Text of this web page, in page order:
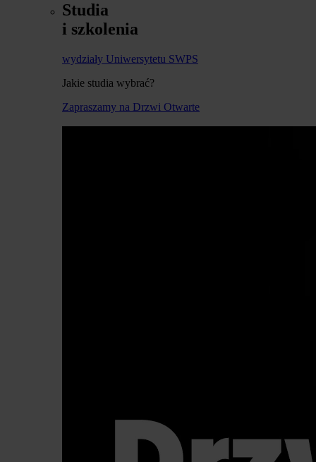
Studia
i szkolenia
wydziały Uniwersytetu SWPS
Jakie studia wybrać?
Zapraszamy na Drzwi Otwarte